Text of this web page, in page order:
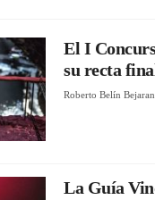
El I
su recta
Roberto Belín
La Guía